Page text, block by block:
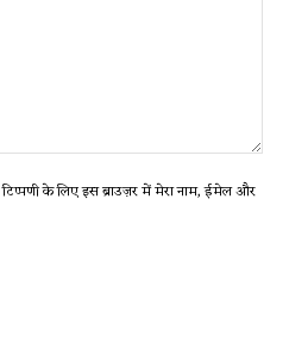
के लिए इस ब्राउज़र में मेरा नाम, ईमेल और